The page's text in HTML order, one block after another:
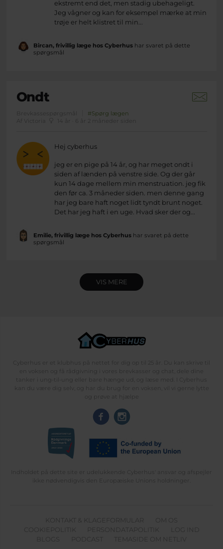
ekstremt end det, men stadig ubehageligt.
Jeg vågner og kan for eksempel mærke at min
trøje er helt klistret til min...
Bircan, frivillig læge hos Cyberhushar svaret på dette
spørgsmål
Ondt
Brevkassespørgsmål
#Spørg lægen
Af Victoria
14 år · 6 år 2 måneder siden
Hej cyberhus
jeg er en pige på 14 år, og har meget ondt i
siden af lænden på venstre side. Og der går
kun 14 dage mellem min menstruation. jeg fik
den før ca. 3 måneder siden. men denne gang
har jeg bare haft noget lidt tyndt brunt noget.
Det har jeg haft i en uge. Hvad sker der og...
Emilie, frivillig læge hos Cyberhushar svaret på dette
spørgsmål
VIS MERE
Cyberhus er et klubhus på nettet for dig op til 25 år. Du kan skrive til
en voksen og få rådgivning i vores brevkasser og chat, dele dine
tanker i ung-til-ung eller bare hænge ud, og læse med. I Cyberhus
kan du være dig selv, og har du brug for en voksen, vil vi gerne lytte
og prøve at hjælpe
Indholdet på dette site er udelukkende Cyberhus' ansvar og afspejler
ikke nødvendigvis den Europæiske Unions holdninger.
KONTAKT & KLAGEFORMULAR
OM OS
COOKIEPOLITIK
PERSONDATAPOLITIK
LOG IND
BLOGS
PODCAST TEMASIDE OM NETLIV